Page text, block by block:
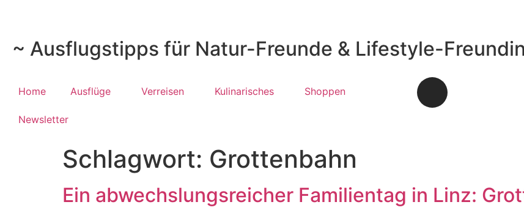
~ Ausflugstipps für Natur-Freunde & Lifestyle-
Home Ausflüge Verreisen Kulinarisches Shoppen
Newsletter
Schlagwort: Grottenbahn
Ein abwechslungsreicher Familientag in Linz: